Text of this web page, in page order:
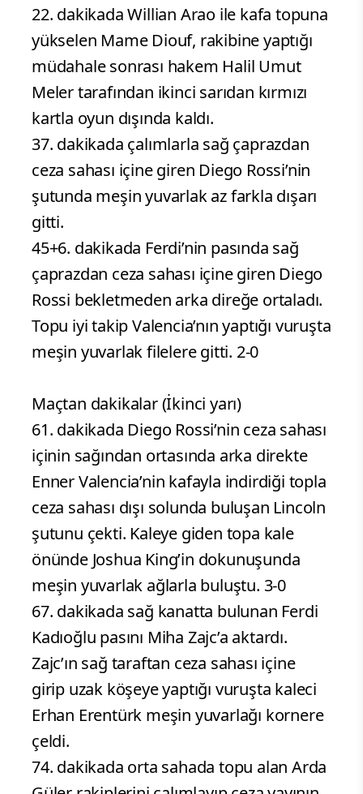
22. dakikada Willian Arao ile kafa topuna
yükselen Mame Diouf, rakibine yaptığı
müdahale sonrası hakem Halil Umut
Meler tarafından ikinci sarıdan kırmızı
kartla oyun dışında kaldı.
37. dakikada çalımlarla sağ çaprazdan
ceza sahası içine giren Diego Rossi’nin
şutunda meşin yuvarlak az farkla dışarı
gitti.
45+6. dakikada Ferdi’nin pasında sağ
çaprazdan ceza sahası içine giren Diego
Rossi bekletmeden arka direğe ortaladı.
Topu iyi takip Valencia’nın yaptığı vuruşta
meşin yuvarlak filelere gitti. 2-0
Maçtan dakikalar (İkinci yarı)
61. dakikada Diego Rossi’nin ceza sahası
içinin sağından ortasında arka direkte
Enner Valencia’nin kafayla indirdiği topla
ceza sahası dışı solunda buluşan Lincoln
şutunu çekti. Kaleye giden topa kale
önünde Joshua King’in dokunuşunda
meşin yuvarlak ağlarla buluştu. 3-0
67. dakikada sağ kanatta bulunan Ferdi
Kadıoğlu pasını Miha Zajc’a aktardı.
Zajc’ın sağ taraftan ceza sahası içine
girip uzak köşeye yaptığı vuruşta kaleci
Erhan Erentürk meşin yuvarlağı kornere
çeldi.
74. dakikada orta sahada topu alan Arda